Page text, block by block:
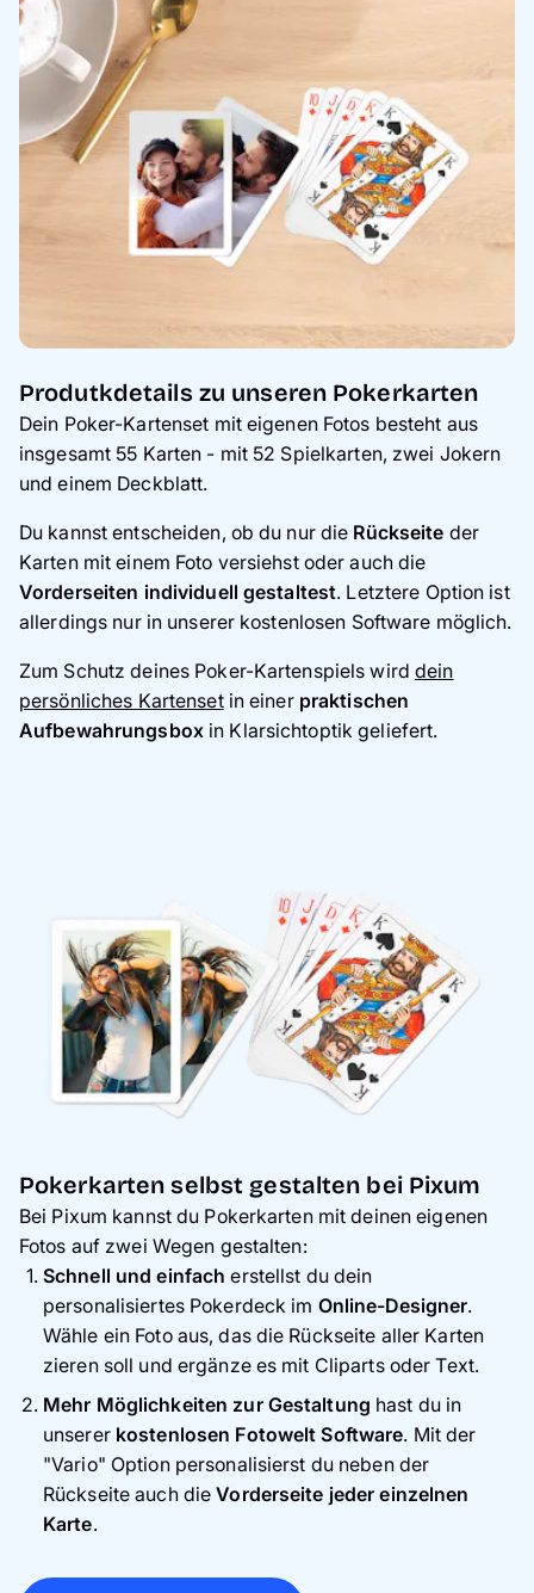
Produtkdetails zu unseren Pokerkarten
Dein Poker-Kartenset mit eigenen Fotos besteht aus
insgesamt 55 Karten - mit 52 Spielkarten, zwei Jokern
und einem Deckblatt.
Du kannst entscheiden, ob du nur die Rückseite der
Karten mit einem Foto versiehst oder auch die
Vorderseiten individuell gestaltest. Letztere Option ist
allerdings nur in unserer kostenlosen Software möglich.
Zum Schutz deines Poker-Kartenspiels wirddein
persönliches Kartensetin einer praktischen
Aufbewahrungsboxin Klarsichtoptik geliefert.
Pokerkarten selbst gestalten bei Pixum
Bei Pixum kannst du Pokerkarten mit deinen eigenen
Fotos auf zwei Wegen gestalten:
Schnell und einfach erstellst du dein
personalisiertes Pokerdeck im Online-Designer.
Wähle ein Foto aus, das die Rückseite aller Karten
zieren soll und ergänze es mit Cliparts oder Text.
Mehr Möglichkeiten zur Gestaltung hast du in
unserer kostenlosen Fotowelt Software. Mit der
"Vario" Option personalisierst du neben der
Rückseite auch dieVorderseite jeder einzelnen
Karte.